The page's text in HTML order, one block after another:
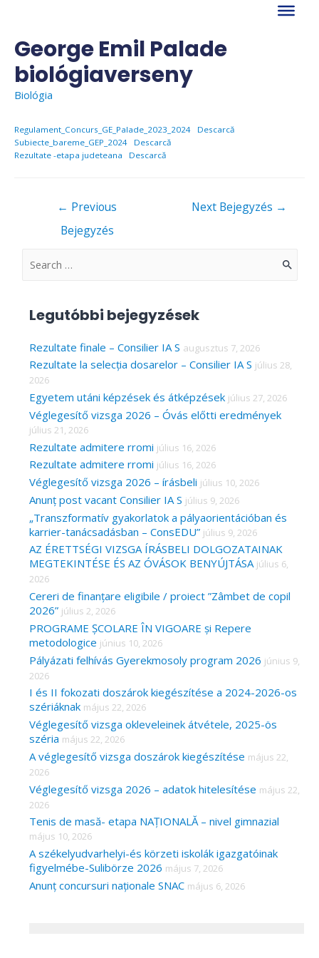
contentGeorge Emil Palade
biológiaverseny
Biológia
Regulament_Concurs_GE_Palade_2023_2024
Descarcă
Subiecte_bareme_GEP_2024
Descarcă
Rezultate -etapa judeteana
Descarcă
← Previous
Bejegyzés
Next Bejegyzés →
S
c
h
f
r
:
Legutóbbi bejegyzések
Rezultate finale – Consilier IA S augusztus 7, 2026
Rezultate la selecția dosarelor – Consilier IA S július 28,
2026
Egyetem utáni képzések és átképzések július 27, 2026
Véglegesítő vizsga 2026 – Óvás előtti eredmények
július 21, 2026
Rezultate admitere rromi július 16, 2026
Rezultate admitere rromi július 16, 2026
Véglegesítő vizsga 2026 – írásbeli július 10, 2026
Anunț post vacant Consilier IA S július 9, 2026
„Transzformatív gyakorlatok a pályaorientációban és
karrier-tanácsadásban – ConsEDU” július 9, 2026
AZ ÉRETTSÉGI VIZSGA ÍRÁSBELI DOLGOZATAINAK
MEGTEKINTÉSE ÉS AZ ÓVÁSOK BENYÚJTÁSA július 6,
2026
Cereri de finanțare eligibile / proiect ”Zâmbet de copil
2026” július 2, 2026
PROGRAME ȘCOLARE ÎN VIGOARE și Repere
metodologice június 10, 2026
Pályázati felhívás Gyerekmosoly program 2026 június 9,
2026
I és II fokozati doszárok kiegészítése a 2024-2026-os
szériáknak május 22, 2026
Véglegesítő vizsga okleveleinek átvétele, 2025-ös
széria május 22, 2026
A véglegesítő vizsga doszárok kiegészítése május 22,
2026
Véglegesítő vizsga 2026 – adatok hitelesítése május 22,
2026
Tenis de masă- etapa NAȚIONALĂ – nivel gimnazial
május 10, 2026
A székelyudvarhelyi-és körzeti iskolák igazgatóinak
figyelmébe-Sulibörze 2026 május 7, 2026
Anunț concursuri naționale SNAC május 6, 2026